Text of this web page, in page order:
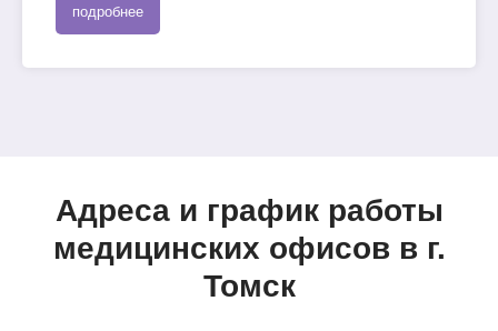
подробнее
Адреса и график работы
медицинских офисов в г.
Томск